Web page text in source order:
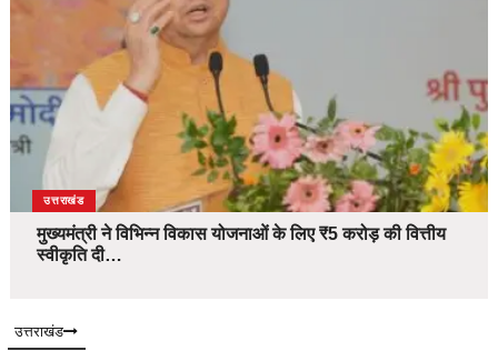
उत्तराखंड
मुख्यमंत्री ने विभिन्न विकास योजनाओं के लिए ₹5 करोड़ की वित्तीय
स्वीकृति दी…
उत्तराखंड